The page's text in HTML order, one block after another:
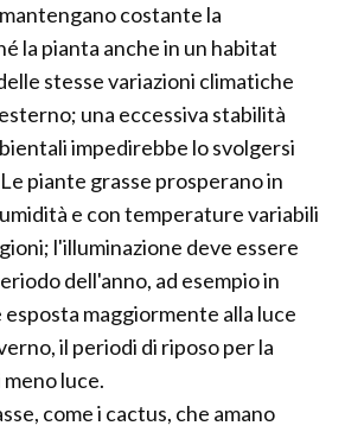
costante la
la pianta anche in un habitat
stesse variazioni climatiche
una eccessiva stabilità
impedirebbe lo svolgersi
piante grasse prosperano in
e con temperature variabili
l'illuminazione deve essere
dell'anno, ad esempio in
maggiormente alla luce
il periodi di riposo per la
luce.
come i cactus, che amano